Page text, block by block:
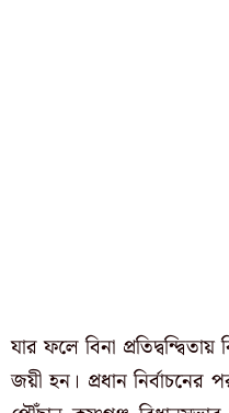
যার ফলে বিনা
জয়ী হন। প্রধান নির্বাচনের